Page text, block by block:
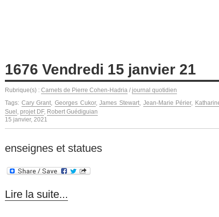
1676 Vendredi 15 janvier 21
Rubrique(s) : Carnets de Pierre Cohen-Hadria / journal quotidien
Tags: Cary Grant, Georges Cukor,James Stewart, Jean-Marie Périer,
Suel , projet DF, Robert Guédiguian
15 janvier, 2021
enseignes et statues
Lire la suite...